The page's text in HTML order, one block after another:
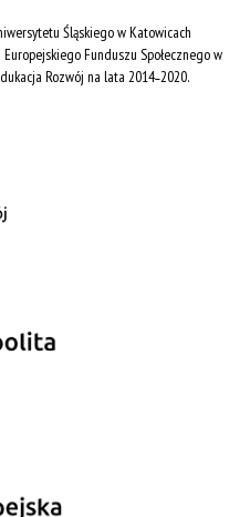
Śląskiego w Katowicach
Funduszu Społecznego w
Rozwój na lata 2014˗2020.